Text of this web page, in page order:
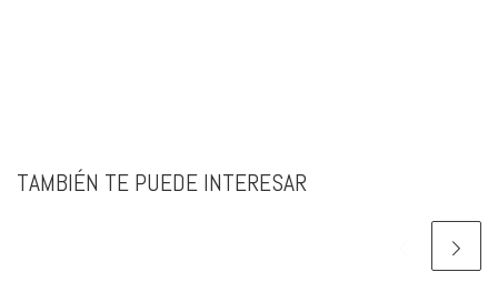
TAMBIÉN TE PUEDE INTERESAR